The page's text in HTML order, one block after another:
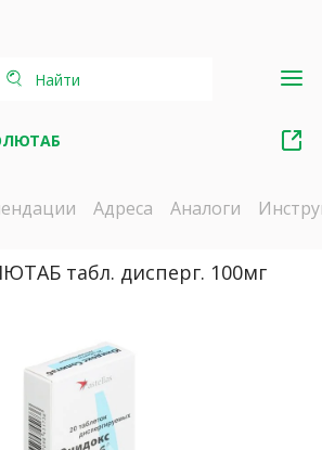
Найти
Адреса Аналоги
табл. дисперг. 100мг